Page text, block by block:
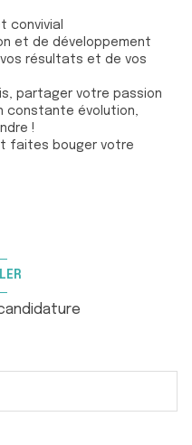
convivial
et de développement
résultats et de vos
partager votre passion
constante évolution,
!
faites bouger votre